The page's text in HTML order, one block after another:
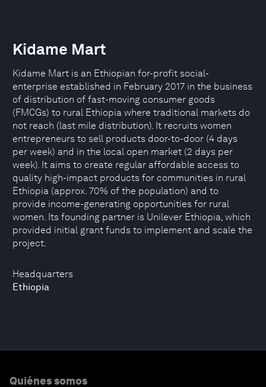
Headquarters
Ethiopia
Kidame Mart
Kidame Mart is an Ethiopian for-profit social-
enterprise established in February 2017 in the business
of distribution of fast-moving consumer goods
(FMCGs) to rural Ethiopia where traditional markets do
not reach (last mile distribution). It recruits women
entrepreneurs to sell products door-to-door (4 days
per week) and in the local open market (2 days per
week). It aims to create regular affordable access to
quality high-impact products for communities in rural
Ethiopia (approx. 70% of the population) and to
provide income-generating opportunities for rural
women. Its founding partner is Unilever Ethiopia, which
provided initial grant funds to implement and scale the
project.
Quiénes somos